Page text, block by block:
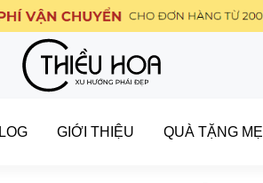
GIỚI THIỆU QUÀ TẶNG MẸ